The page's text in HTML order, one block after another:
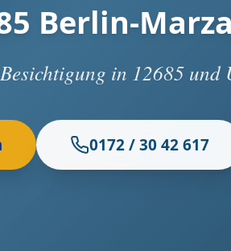
Berlin-
in 12685 und
0172 / 30 42 617